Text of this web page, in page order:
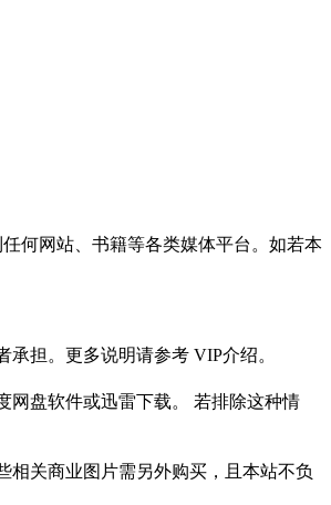
何网站、书籍等各类媒体平台。如若本
担。更多说明请参考 VIP介绍。
网盘软件或迅雷下载。 若排除这种情
相关商业图片需另外购买，且本站不负